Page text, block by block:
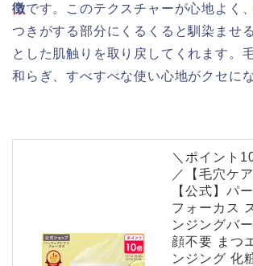
徴です。このテクスチャーが心地よく
つきがする部分にくるくると馴染ませ
とした肌触りを取り戻してくれます。
和らぎ、すべすべな使い心地がクセに
＼ポイント
／【毛穴ケ
【公式】パ
フォーカス
ンジングバ
顔不要 まつ
ンジング 化